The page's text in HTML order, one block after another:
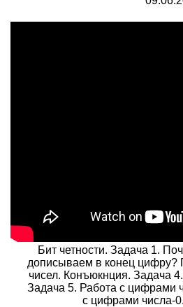
Бит четности. Задача 1.
дописываем в конец цифру?
чисел. Конъюкнция. Задача
Задача 5. Работа с цифрами
с цифрами числа-